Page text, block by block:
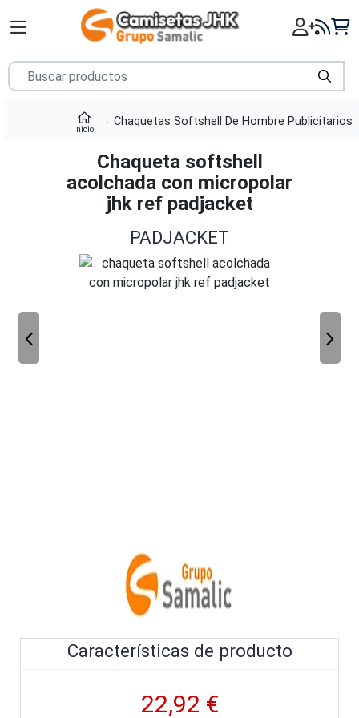
Inicio
Chaquetas Softshell De Hombre Publicitarios
Chaqueta softshell
acolchada con micropolar
jhk ref padjacket
PADJACKET
Características de producto
22,92 €